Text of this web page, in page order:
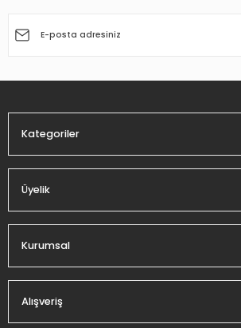
Ürün açıklamasında eksik bilgiler bulunuyor.
Kategoriler
Üyelik
Kurumsal
Alışveriş